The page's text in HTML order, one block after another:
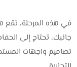
في هذه المرحلة،
جانبك، تحتاج إلى
تصاميم واجهات